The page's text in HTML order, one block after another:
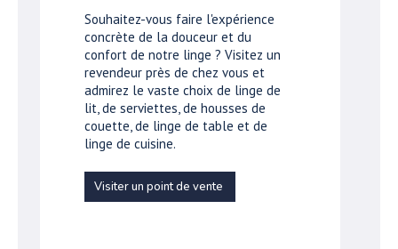
Souhaitez-vous faire l'expérience
concrète de la douceur et du
confort de notre linge ? Visitez un
revendeur près de chez vous et
admirez le vaste choix de linge de
lit, de serviettes, de housses de
couette, de linge de table et de
linge de cuisine.
Visiter un point de vente